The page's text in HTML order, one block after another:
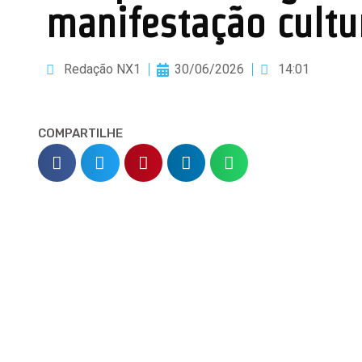
manifestação
Redação NX1 30/06/2026 14:01
COMPARTILHE